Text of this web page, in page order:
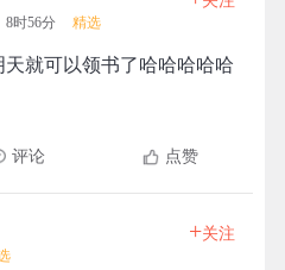
8时56分 精选
就可以领书了哈哈哈哈哈
评论 点赞
+关注